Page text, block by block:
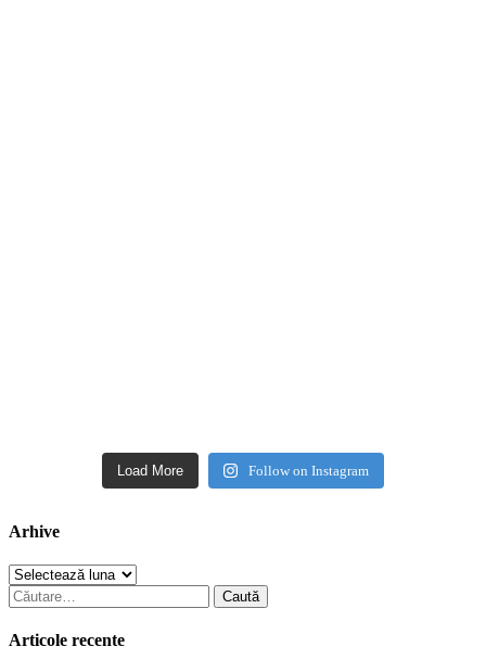
Load More Follow on Instagram
Arhive
Arhive
Caută
după:
Articole recente